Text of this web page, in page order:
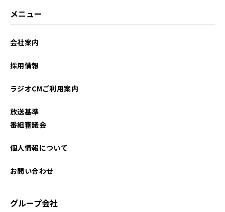
メニュー
会社案内
採用情報
ラジオCMご利用案内
放送基準
番組審議会
個人情報について
お問い合わせ
グループ会社